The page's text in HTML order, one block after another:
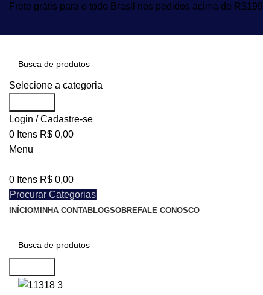
Frete grátis para o todo Brasil nos pedidos acima de R$199
Selecione a categoria
Login / Cadastre-se
0 Itens R$ 0,00
Menu
0 Itens R$ 0,00
Procurar Categorias
INÍCIOMINHA CONTABLOGSOBREFALE CONOSCO